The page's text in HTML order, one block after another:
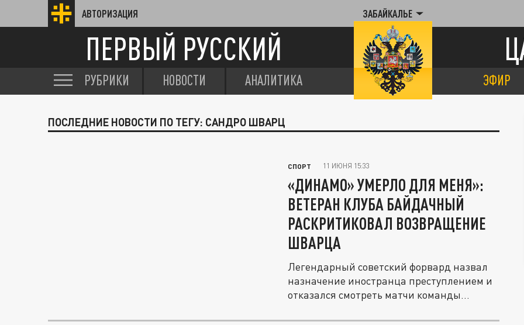
АВТОРИЗАЦИЯ ЗАБАЙКАЛЬЕ
ПЕРВЫЙ РУССКИЙ
РУБРИКИ НОВОСТИ АНАЛИТИКА ЭФИР
ПОСЛЕДНИЕ НОВОСТИ ПО ТЕГУ: САНДРО ШВАРЦ
СПОРТ 11 ИЮНЯ 15:33
«ДИНАМО» УМЕРЛО ДЛЯ МЕНЯ»:
ВЕТЕРАН КЛУБА БАЙДАЧНЫЙ
РАСКРИТИКОВАЛ ВОЗВРАЩЕНИЕ
ШВАРЦА
Легендарный советский форвард назвал
назначение иностранца преступлением и
отказался смотреть матчи команды...